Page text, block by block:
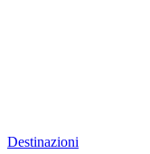
Destinazioni